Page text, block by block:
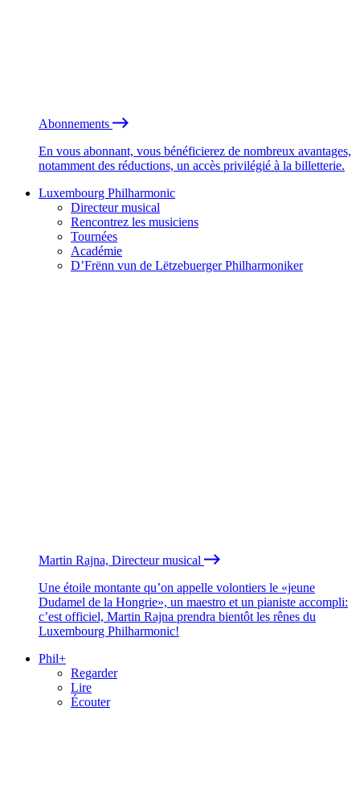
Abonnements
En vous abonnant, vous bénéficierez de nombreux avantages,
notamment des réductions, un accès privilégié à la billetterie.
Luxembourg Philharmonic
Directeur musical
Rencontrez les musiciens
Tournées
Académie
D’Frënn vun de Lëtzebuerger Philharmoniker
Martin Rajna, Directeur musical
Une étoile montante qu’on appelle volontiers le «jeune
Dudamel de la Hongrie», un maestro et un pianiste accompli:
c’est officiel, Martin Rajna prendra bientôt les rênes du
Luxembourg Philharmonic!
Phil+
Regarder
Lire
Écouter